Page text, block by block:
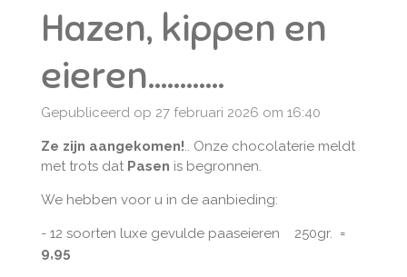
Hazen, kippen en
eieren............
Gepubliceerd op 27 februari 2026 om 16:40
Ze zijn aangekomen!.. Onze chocolaterie meldt
met trots datPasen is begronnen.
We hebben voor u in de aanbieding:
- 12 soorten luxe gevulde paaseieren 250gr. =
9,95